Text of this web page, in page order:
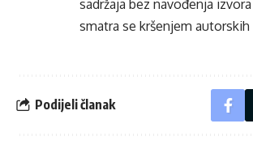
sadržaja bez navođenja
smatra se kršenjem autorskih
Podijeli članak